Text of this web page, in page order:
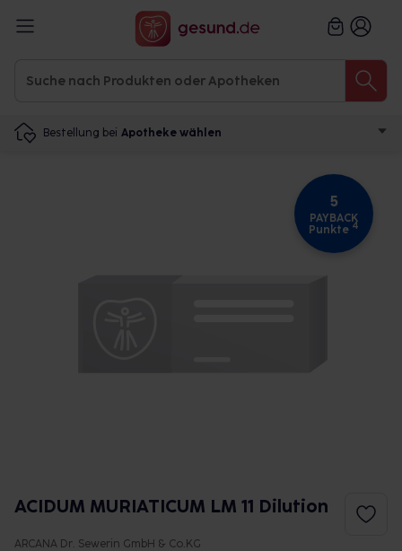
Bestellung bei Apotheke wählen
5
PAYBACK
Punkte 4
ACIDUM MURIATICUM LM 11 Dilution
ARCANA Dr. Sewerin GmbH & Co.KG